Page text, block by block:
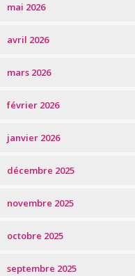
mai 2026
avril 2026
mars 2026
février 2026
janvier 2026
décembre 2025
novembre 2025
octobre 2025
septembre 2025